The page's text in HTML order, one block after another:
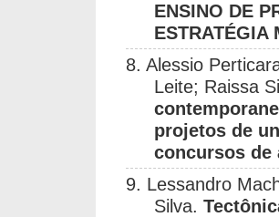
ENSINO DE
ESTRATÉGIA
8. Alessio
Leite; Raissa
projetos de
concursos
9. Lessandro
Silva.